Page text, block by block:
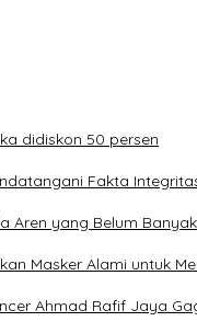
didiskon 50 persen
Fakta
Aren yang Belum
Masker Alami untuk
Ahmad Rafif Jaya